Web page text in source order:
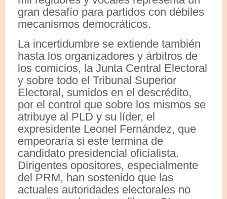
gran desafío para partidos con débiles
mecanismos democráticos.
La incertidumbre se extiende también
hasta los organizadores y árbitros de
los comicios, la Junta Central Electoral
y sobre todo el Tribunal Superior
Electoral, sumidos en el descrédito,
por el control que sobre los mismos se
atribuye al PLD y su líder, el
expresidente Leonel Fernández, que
empeoraría si este termina de
candidato presidencial oficialista.
Dirigentes opositores, especialmente
del PRM, han sostenido que las
actuales autoridades electorales no